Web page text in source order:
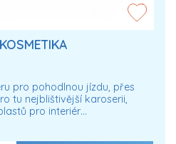
pro pohodlnou jízdu, přes
tu nejblištivější karoserii,
pro interiér…